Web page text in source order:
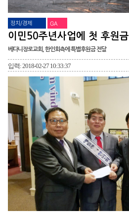
정치/경제 GA
이민50주년사업에 첫 후원금
베다니장로교회, 한인회측에 특별후원금 전달
입력: 2018-02-27 10:33:37